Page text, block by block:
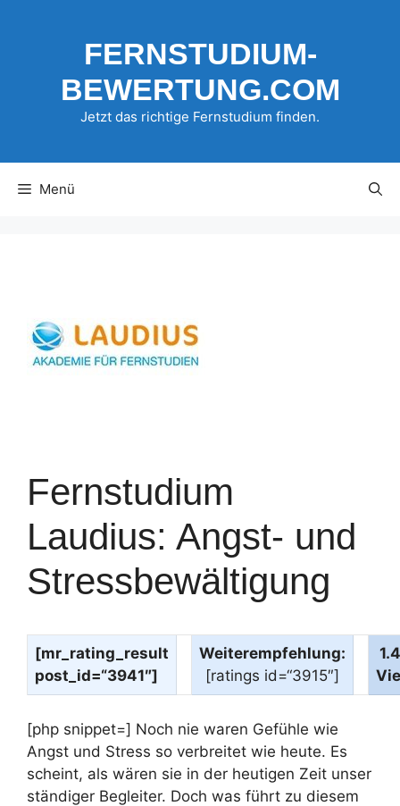
FERNSTUDIUM-
BEWERTUNG.COM
Jetzt das richtige Fernstudium finden.
Menü
Fernstudium
Laudius: Angst- und
Stressbewältigung
[mr_rating_result
post_id=“3941″]
Weiterempfehlung:
[ratings id=“3915″]
[php snippet=] Noch nie waren Gefühle wie
Angst und Stress so verbreitet wie heute. Es
scheint, als wären sie in der heutigen Zeit unser
ständiger Begleiter. Doch was führt zu diesem